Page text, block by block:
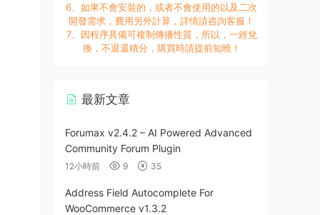
6、如果不會安裝的，或者不會使用的以及二次
開發需求，費用另外計算，詳情請咨詢客服！
7、因程序具備可複制傳播性質，所以，一經兌
換，不退還積分，購買時請提前知曉！
最新文章
Forumax v2.4.2 – AI Powered Advanced
Community Forum Plugin
12小時前 9 35
Address Field Autocomplete For
WooCommerce v1.3.2